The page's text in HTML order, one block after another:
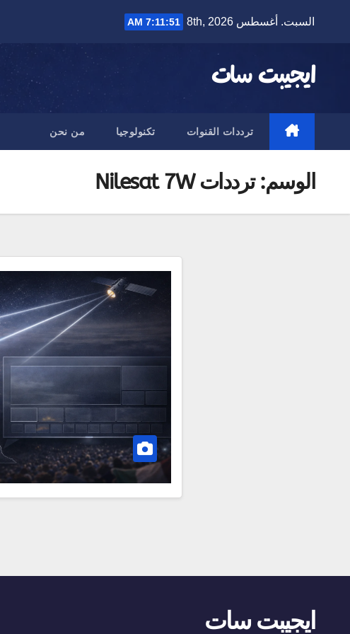
السبت. أغسطس 8th, 2026 7:11:51 AM
ايجيبت سات
ترددات القنوات تكنولوجيا من نحن
الوسم:ترددات Nilesat 7W
ايجيبت سات